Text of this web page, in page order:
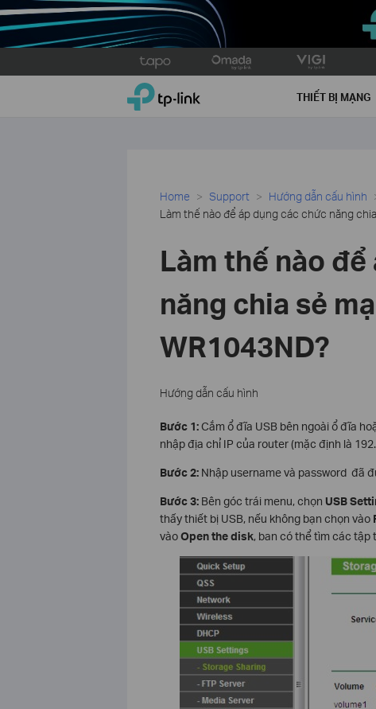
to
TP-Link, Reliably Smart THIẾT BỊ MẠNG
Home Support
Hướng dẫn cấu hình
Làm thế nào để áp dụng các chức năng
Làm thế nào
năng chia sẻ
WR1043ND?
Hướng dẫn cấu hình
Bước 1:Cắm ổ đĩa USB bên ngoàiổ đĩa
nhập địa chỉ IP của router (mặc định là
Bước 2: Nhập username và password đã
Bước 3:Bên góc trái menu, chọn USB
thấy thiết bị USB, nếu không bạn chọn vào
vàoOpen the disk, ban có thể tìm các tập